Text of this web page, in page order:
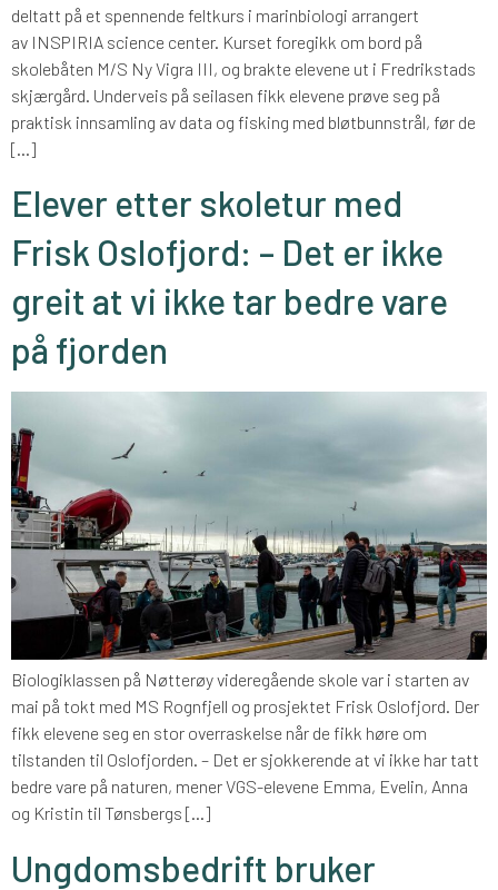
deltatt på et spennende feltkurs i marinbiologi arrangert
av INSPIRIA science center. Kurset foregikk om bord på
skolebåten M/S Ny Vigra III, og brakte elevene ut i Fredrikstads
skjærgård. Underveis på seilasen fikk elevene prøve seg på
praktisk innsamling av data og fisking med bløtbunnstrål, før de
[…]
Elever etter skoletur med
Frisk Oslofjord: – Det er ikke
greit at vi ikke tar bedre vare
på fjorden
Biologiklassen på Nøtterøy videregående skole var i starten av
mai på tokt med MS Rognfjell og prosjektet Frisk Oslofjord. Der
fikk elevene seg en stor overraskelse når de fikk høre om
tilstanden til Oslofjorden. – Det er sjokkerende at vi ikke har tatt
bedre vare på naturen, mener VGS-elevene Emma, Evelin, Anna
og Kristin til Tønsbergs […]
Ungdomsbedrift bruker